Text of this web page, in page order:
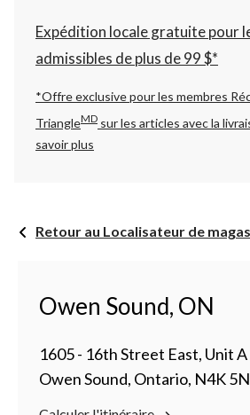
Expédition locale gratuite pour
admissibles de plus de 99 $*
*Offre exclusive pour les membres
TriangleMD sur les articles avec la
savoir plus
Retour au Localisateur de
Owen Sound, ON
1605 - 16th Street East, Unit A
Owen Sound, Ontario, N4K